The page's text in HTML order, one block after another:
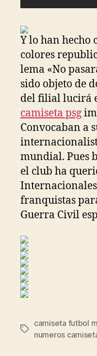
Y lo han hecho
colores
lema «No
sido objeto de
del filial lucirá
camiseta psg
Convocaban a
mundial. Pues
el club ha
franquistas
Guerra Civil
Etiquetas
camiseta futbol
numeros